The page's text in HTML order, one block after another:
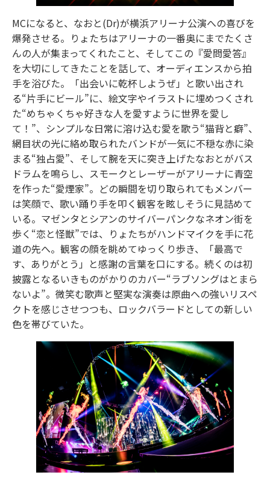
MCになると、なおと(Dr)が横浜アリーナ公演への喜びを
爆発させる。りょたちはアリーナの一番奥にまでたくさ
んの人が集まってくれたこと、そしてこの『愛問愛答』
を大切にしてきたことを話して、オーディエンスから拍
手を浴びた。「出会いに乾杯しようぜ」と歌い出され
る“片手にビール”に、絵文字やイラストに埋めつくされ
た“めちゃくちゃ好きな人を愛すように世界を愛し
て！”、シンプルな日常に溶け込む愛を歌う“猫背と癖”、
網目状の光に絡め取られたバンドが一気に不穏な赤に染
まる“独占愛”、そして腕を天に突き上げたなおとがバス
ドラムを鳴らし、スモークとレーザーがアリーナに青空
を作った“愛煙家”。どの瞬間を切り取られてもメンバー
は笑顔で、歌い踊り手を叩く観客を眩しそうに見詰めて
いる。マゼンタとシアンのサイバーパンクなネオン街を
歩く“恋と怪獣”では、りょたちがハンドマイクを手に花
道の先へ。観客の顔を眺めてゆっくり歩き、「最高で
す、ありがとう」と感謝の言葉を口にする。続くのは初
披露となるいきものがかりのカバー“ラブソングはとまら
ないよ”。微笑む歌声と堅実な演奏は原曲への強いリスペ
クトを感じさせつつも、ロックバラードとしての新しい
色を帯びていた。